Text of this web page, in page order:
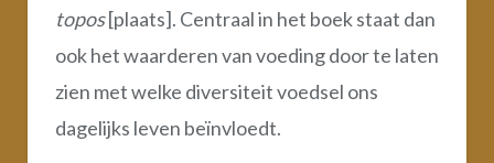
topos[plaats]. Centraal in het boek staat dan
ook het waarderen van voeding door te laten
zien met welke diversiteit voedsel ons
dagelijks leven beïnvloedt.